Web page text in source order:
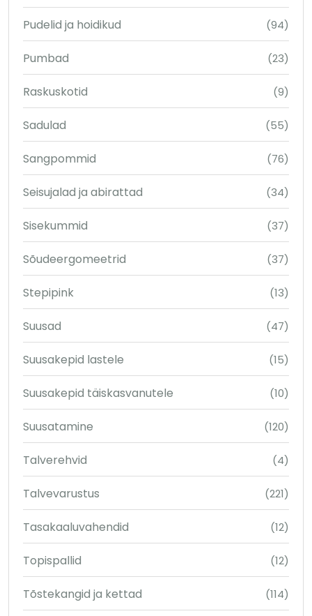
Pudelid ja hoidikud (94)
Pumbad (23)
Raskuskotid (9)
Sadulad (55)
Sangpommid (76)
Seisujalad ja abirattad (34)
Sisekummid (37)
Sõudeergomeetrid (37)
Stepipink (13)
Suusad (47)
Suusakepid lastele (15)
Suusakepid täiskasvanutele (10)
Suusatamine (120)
Talverehvid (4)
Talvevarustus (221)
Tasakaaluvahendid (12)
Topispallid (12)
Tõstekangid ja kettad (114)